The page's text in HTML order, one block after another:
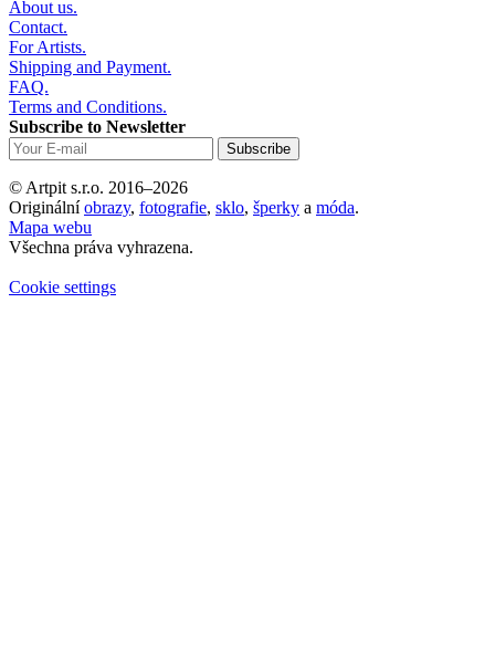
About us.
Contact.
For Artists.
Shipping and Payment.
FAQ.
Terms and Conditions.
Subscribe to Newsletter
© Artpit s.r.o. 2016–2026
Originálníobrazy, fotografie, sklo, šperky a móda.
Mapa webu
Všechna práva vyhrazena.
Cookie settings